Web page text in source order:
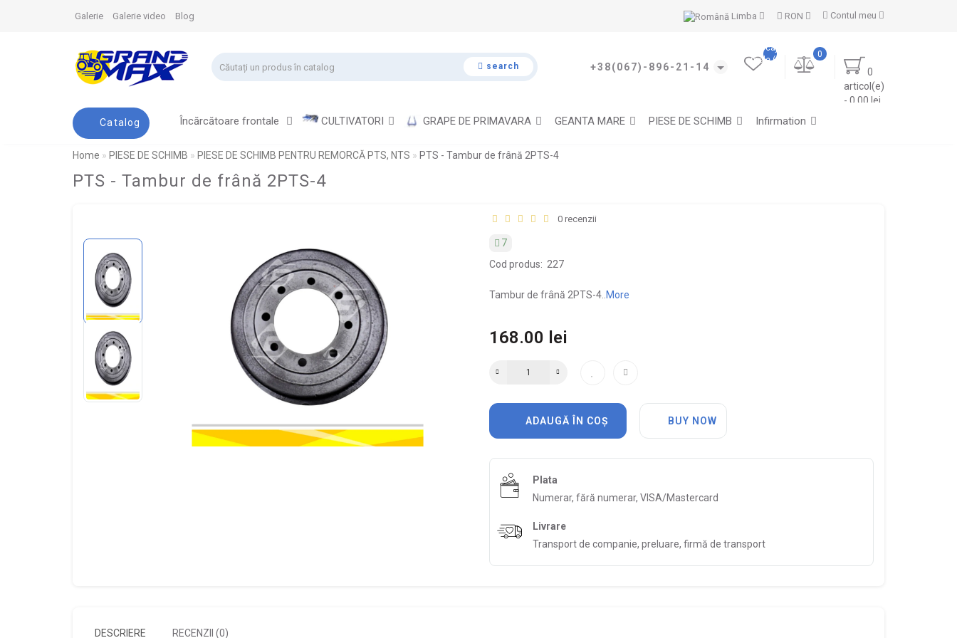
Contul meu
RON
Limba
Galerie Galerie video Blog
search +38(067)-896-21-14
0
articol(e)
- 0.00 lei
0
Marcajele
mele (0)
Catalog Încărcătoare frontale CULTIVATORI GRAPE DE PRIMAVARA GEANTA MARE PIESE DE SCHIMB Infirmation
Home PIESE DE SCHIMB PIESE DE SCHIMB PENTRU REMORCĂ PTS, NTS PTS - Tambur de frână 2PTS-4
PTS - Tambur de frână 2PTS-4
0 recenzii
7
Cod produs: 227
Tambur de frână 2PTS-4.. More
168.00 lei
ADAUGĂ ÎN COȘ BUY NOW
Plata
Numerar, fără numerar, VISA/Mastercard
Livrare
Transport de companie, preluare, firmă de transport
DESCRIERE RECENZII (0)